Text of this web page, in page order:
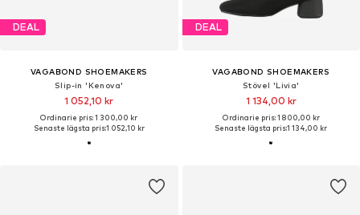
DEAL
VAGABOND SHOEMAKERS
Slip-in 'Kenova'
1 052,10 kr
Ordinarie pris: 1 300,00 kr
Senaste lägsta pris:1 052,10 kr
DEAL
VAGABOND SHOEMAKERS
Stövel 'Livia'
1 134,00 kr
Ordinarie pris: 1 800,00 kr
Senaste lägsta pris:1 134,00 kr